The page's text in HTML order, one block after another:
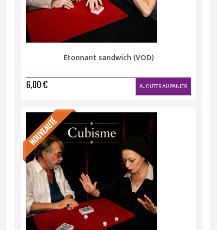
Étonnant sandwich (VOD)
6,00 € AJOUTER AU PANIER